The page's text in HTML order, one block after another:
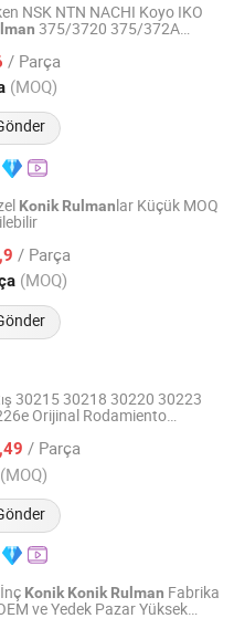
NSK NTN NACHI Koyo IKO
375/3720 375/372A
372 376/372A 376/374
/ Parça
(MOQ)
2018
Konik Rulmanlar Küçük MOQ
/ Parça
(MOQ)
2026
30215 30218 30220 30223
Orijinal Rodamiento
Rulman Konik
/ Parça
(MOQ)
Co., Ltd.
2023
Konik Konik Rulman Fabrika
ve Yedek Pazar Yüksek
Co., Ltd